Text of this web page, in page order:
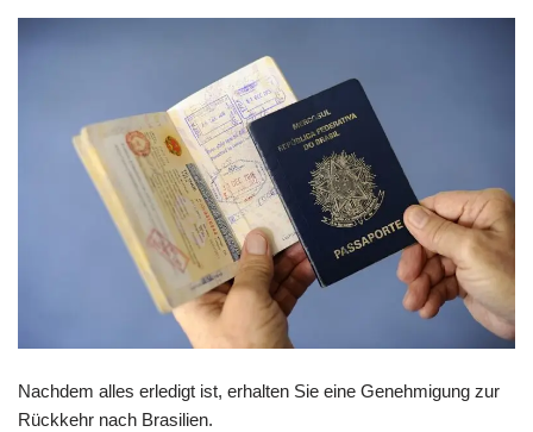
Nachdem alles erledigt ist, erhalten Sie eine Genehmigung zur
Rückkehr nach Brasilien.